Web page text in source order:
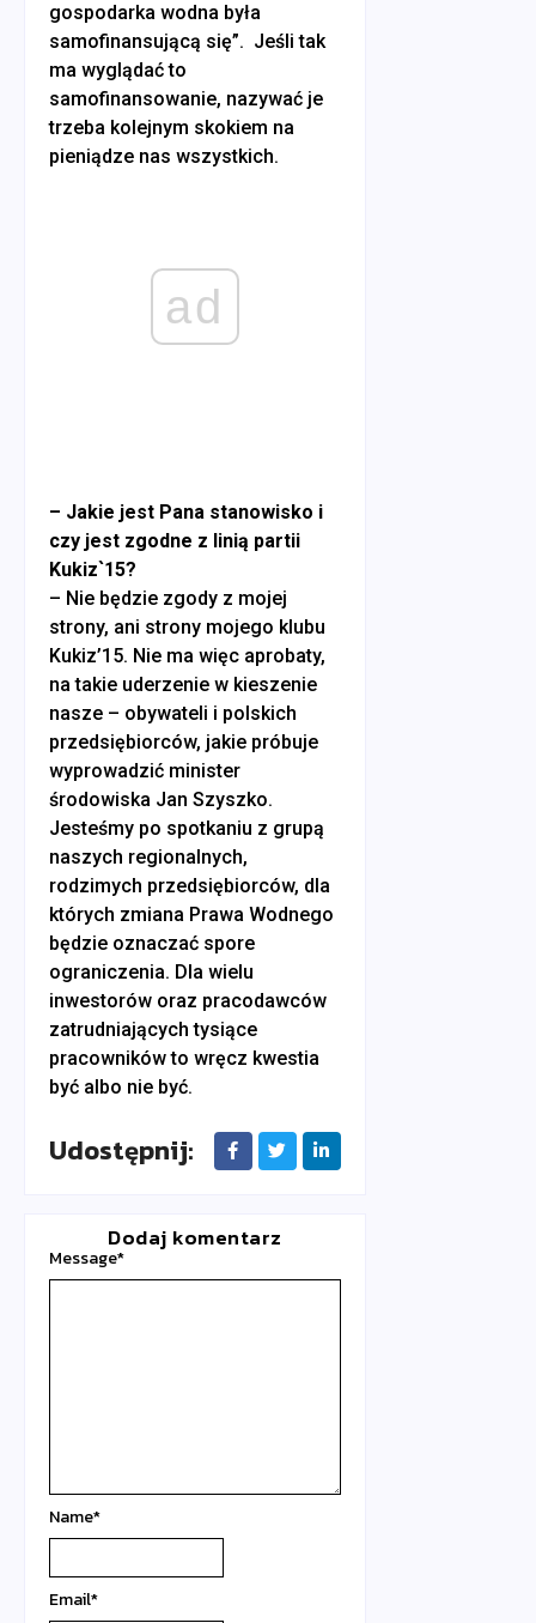
gospodarka wodna była
samofinansującą się”. Jeśli tak
ma wyglądać to
samofinansowanie, nazywać je
trzeba kolejnym skokiem na
pieniądze nas wszystkich.
ad
– Jakie jest Pana stanowisko i
czy jest zgodne z linią partii
Kukiz`15?
– Nie będzie zgody z mojej
strony, ani strony mojego klubu
Kukiz’15. Nie ma więc aprobaty,
na takie uderzenie w kieszenie
nasze – obywateli i polskich
przedsiębiorców, jakie próbuje
wyprowadzić minister
środowiska Jan Szyszko.
Jesteśmy po spotkaniu z grupą
naszych regionalnych,
rodzimych przedsiębiorców, dla
których zmiana Prawa Wodnego
będzie oznaczać spore
ograniczenia. Dla wielu
inwestorów oraz pracodawców
zatrudniających tysiące
pracowników to wręcz kwestia
być albo nie być.
Udostępnij:
Dodaj komentarz
Message*
Name*
Email*